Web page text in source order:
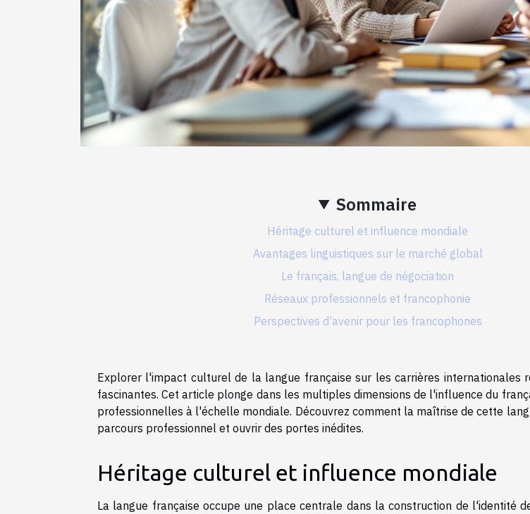
Sommaire
Héritage culturel et influence mondiale
Avantages linguistiques sur le marché global
Le français, langue de négociation
Réseaux professionnels et francophonie
Perspectives d’avenir pour les francophones
Explorer l'impact culturel de la langue française sur les carrières internationales
fascinantes. Cet article plonge dans les multiples dimensions de l'influence du
professionnelles à l'échelle mondiale. Découvrez comment la maîtrise de cette
parcours professionnel et ouvrir des portes inédites.
Héritage culturel et influence mondiale
La langue française occupe une place centrale dans la construction de l'identité